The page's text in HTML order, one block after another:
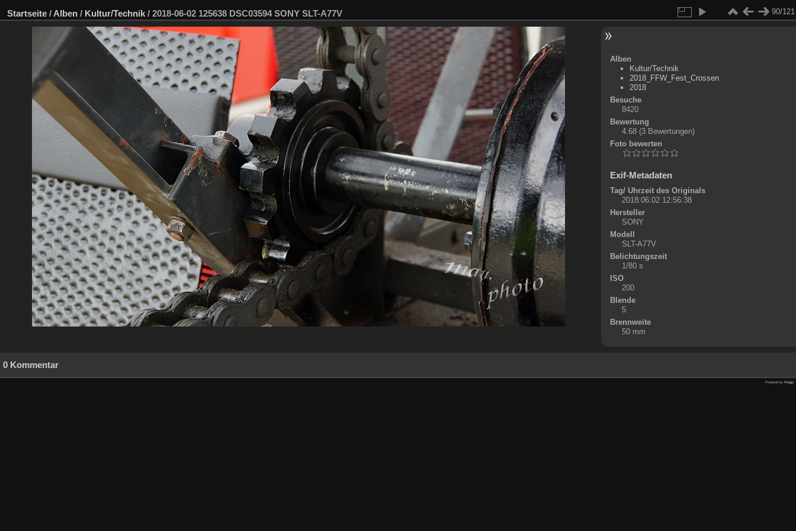
Startseite / Alben / Kultur/Technik / 2018-06-02 125638 DSC03594 SONY SLT-A77V 90/121
Alben
Kultur/Technik
2018_FFW_Fest_Crossen
2018
Besuche
8420
Bewertung
4.68 (3 Bewertungen)
Foto bewerten
Exif-Metadaten
Tag/ Uhrzeit des Originals
2018:06:02 12:56:38
Hersteller
SONY
Modell
SLT-A77V
Belichtungszeit
1/80 s
ISO
200
Blende
5
Brennweite
50 mm
0 Kommentar
Powered by Piwigo